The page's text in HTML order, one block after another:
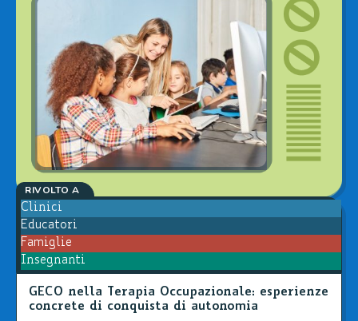
RIVOLTO A
Clinici
Educatori
Famiglie
Insegnanti
GECO nella Terapia Occupazionale: esperienze
concrete di conquista di autonomia